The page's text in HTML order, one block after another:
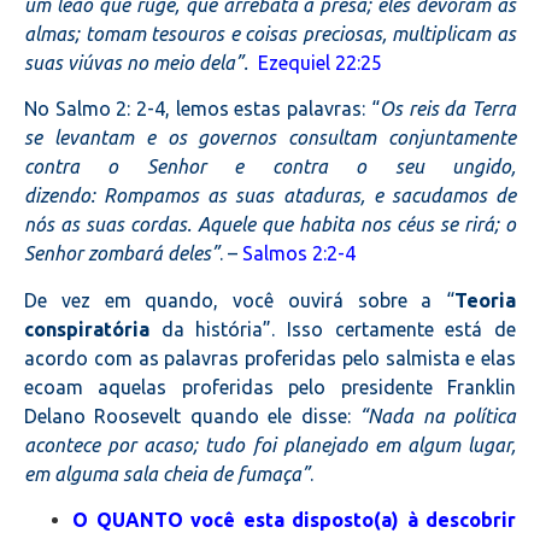
um leão que ruge, que arrebata a presa; eles devoram as
almas; tomam tesouros e coisas preciosas, multiplicam as
suas viúvas no meio dela”. Ezequiel 22:25
No Salmo 2: 2-4, lemos estas palavras: “Os reis da Terra
se levantam e os governos consultam conjuntamente
contra o Senhor e contra o seu ungido,
dizendo: Rompamos as suas ataduras, e sacudamos de
nós as suas cordas. Aquele que habita nos céus se rirá; o
Senhor zombará deles”. – Salmos 2:2-4
De vez em quando, você ouvirá sobre a “Teoria
conspiratória da história”. Isso certamente está de
acordo com as palavras proferidas pelo salmista e elas
ecoam aquelas proferidas pelo presidente Franklin
Delano Roosevelt quando ele disse: “Nada na política
acontece por acaso; tudo foi planejado em algum lugar,
em alguma sala cheia de fumaça”.
O QUANTO você esta disposto(a) à descobrir